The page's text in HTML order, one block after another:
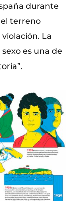
durante
terreno
La
es una de